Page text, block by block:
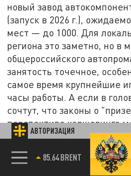
АВТОРИЗАЦИЯ
85.64 BRENT
новый завод
(запуск в 2026 г.),
мест — до 1000. Для
региона это заметно, но в
общероссийского
занятость точечное,
самое время крупнейшие
часы работы. А если в
сочтут, что законы о
перспективе каршеринга
могут попросту уйти из
тысячи — минус 3,5
Тульской области.